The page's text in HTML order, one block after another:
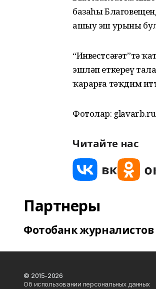
базаһы
ашыу эш урыны
“Инвестсәғәт”тә
эшләп еткереү
ҡарарға тәҡдим
Фотолар: glavarb.ru
Читайте нас
Партнеры
Фотобанк журналистов
© 2015-2026
Об использовании персональных данных